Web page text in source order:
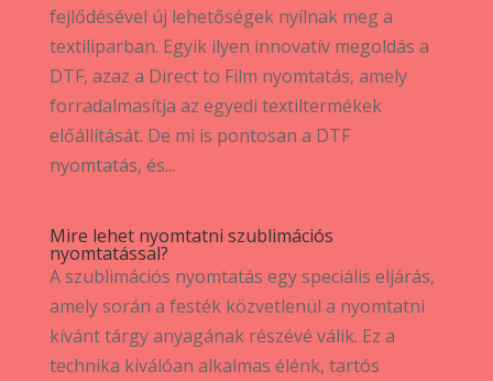
fejlődésével új lehetőségek nyílnak meg a
textiliparban. Egyik ilyen innovatív megoldás a
DTF, azaz a Direct to Film nyomtatás, amely
forradalmasítja az egyedi textiltermékek
előállítását. De mi is pontosan a DTF
nyomtatás, és...
Mire lehet nyomtatni szublimációs
nyomtatással?
A szublimációs nyomtatás egy speciális eljárás,
amely során a festék közvetlenül a nyomtatni
kívánt tárgy anyagának részévé válik. Ez a
technika kiválóan alkalmas élénk, tartós